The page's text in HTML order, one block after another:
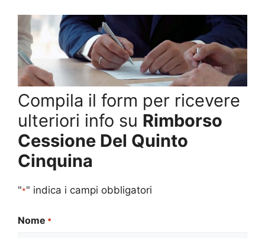
Compila il form per ricevere
ulteriori info su Rimborso
Cessione Del Quinto
Cinquina
"*" indica i campi obbligatori
Nome *